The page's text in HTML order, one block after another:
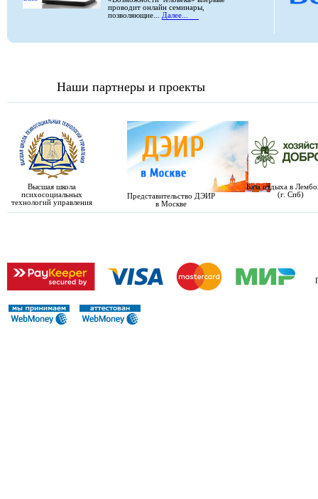
проводит онлайн семинары,
позволяющие... Далее...
Наши партнеры и проекты
Высшая школа
психосоциальных
технологий управления
Представительство ДЭИР
в Москве
База отдыха в
(г. Спб)